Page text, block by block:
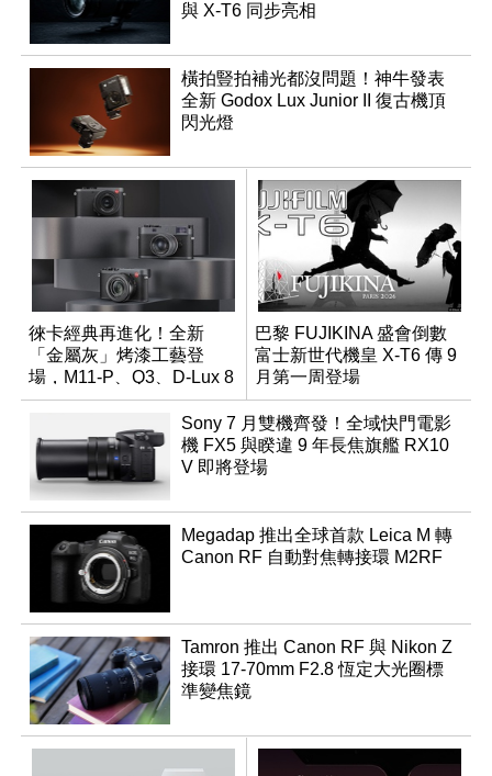
與 X-T6 同步亮相
橫拍豎拍補光都沒問題！神牛發表
全新 Godox Lux Junior II 復古機頂
閃光燈
徠卡經典再進化！全新
「金屬灰」烤漆工藝登
場，M11-P、Q3、D-Lux 8
領銜換裝
巴黎 FUJIKINA 盛會倒數
富士新世代機皇 X-T6 傳 9
月第一周登場
Sony 7 月雙機齊發！全域快門電影
機 FX5 與睽違 9 年長焦旗艦 RX10
V 即將登場
Megadap 推出全球首款 Leica M 轉
Canon RF 自動對焦轉接環 M2RF
Tamron 推出 Canon RF 與 Nikon Z
接環 17-70mm F2.8 恆定大光圈標
準變焦鏡